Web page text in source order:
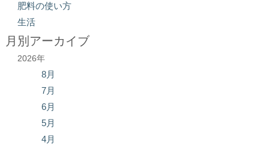
肥料の使い方
生活
月別アーカイブ
2026年
8月
7月
6月
5月
4月